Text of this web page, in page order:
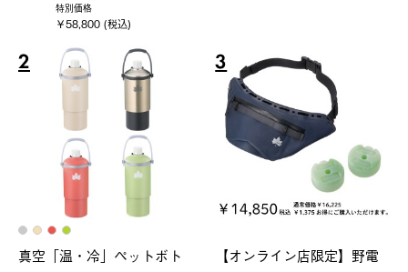
特別価格
￥58,800 (税込)
2
真空「温・冷」ペットボト
3
【オンライン店限定】野電